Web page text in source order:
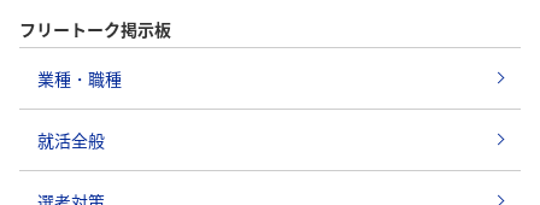
フリートーク掲示板
業種・職種
就活全般